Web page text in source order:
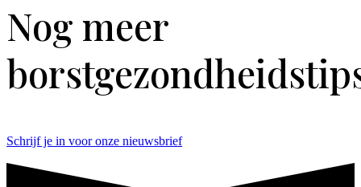
Nog meer
Schrijf je in voor onze nieuwsbrief